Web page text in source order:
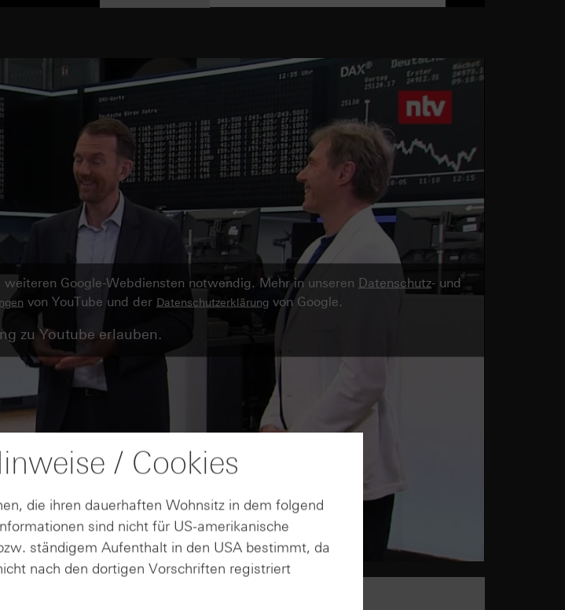
Google-Webdiensten notwendig. Mehr in unseren Datenschutz- und
von YouTube und der Datenschutzerklärungvon Google.
zu Youtube erlauben.
/ Cookies
die ihren dauerhaften Wohnsitz in dem folgend
sind nicht für US-amerikanische
ständigem Aufenthalt in den USA bestimmt, da
nach den dortigen Vorschriften registriert